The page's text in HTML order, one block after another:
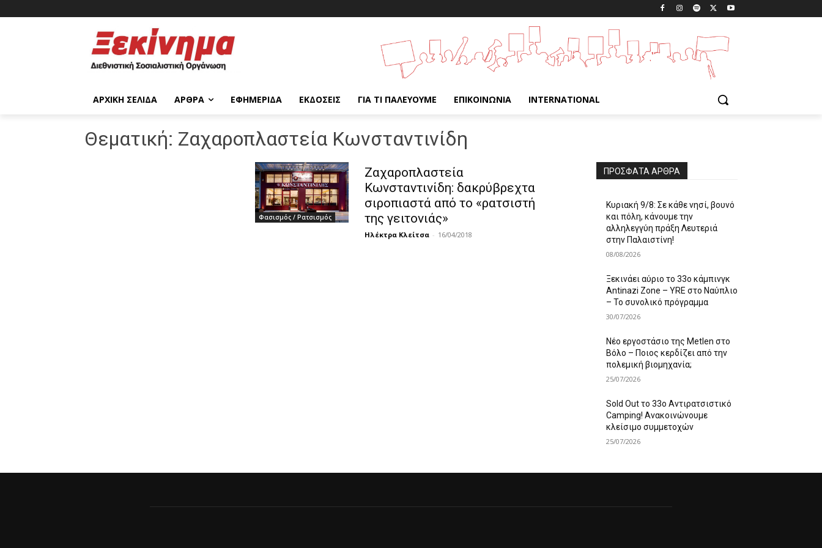
ΑΡΧΙΚΉ ΣΕΛΊΔΑ ΆΡΘΡΑ ΕΦΗΜΕΡΊΔΑ ΕΚΔΌΣΕΙΣ ΓΙΑ ΤΙ ΠΑΛΕΎΟΥΜΕ ΕΠΙΚΟΙΝΩΝΊΑ INTERNATIONAL
Θεματική: Ζαχαροπλαστεία Κωνσταντινίδη
Φασισμός / Ρατσισμός
Ζαχαροπλαστεία
Κωνσταντινίδη: δακρύβρεχτα
σιροπιαστά από το «ρατσιστή
της γειτονιάς»
Ηλέκτρα Κλείτσα - 16/04/2018
ΠΡΌΣΦΑΤΑ ΆΡΘΡΑ
Κυριακή 9/8: Σε κάθε νησί, βουνό
και πόλη, κάνουμε την
αλληλεγγύη πράξη Λευτεριά
στην Παλαιστίνη!
08/08/2026
Ξεκινάει αύριο το 33ο κάμπινγκ
Antinazi Zone – YRE στο Ναύπλιο
– Το συνολικό πρόγραμμα
30/07/2026
Νέο εργοστάσιο της Metlen στο
Βόλο – Ποιος κερδίζει από την
πολεμική βιομηχανία;
25/07/2026
Sold Out το 33ο Αντιρατσιστικό
Camping! Ανακοινώνουμε
κλείσιμο συμμετοχών
25/07/2026